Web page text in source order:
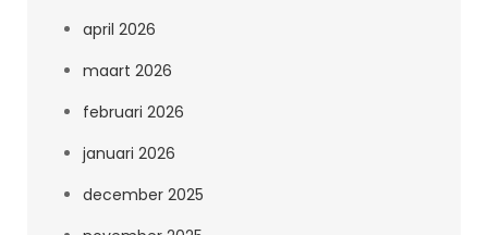
april 2026
maart 2026
februari 2026
januari 2026
december 2025